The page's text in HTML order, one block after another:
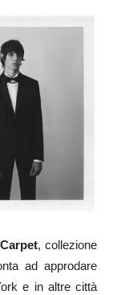
, collezione
ad approdare
e in altre città